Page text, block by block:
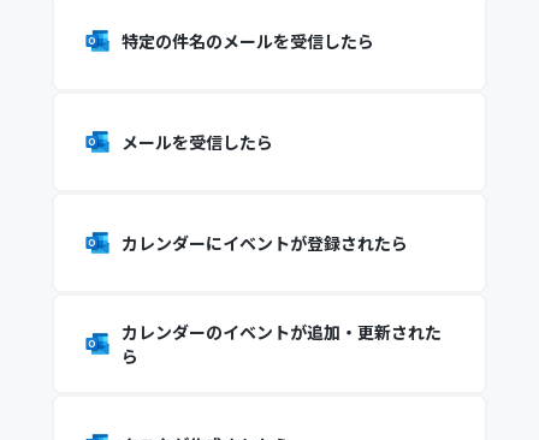
特定の件名のメールを受信したら
メールを受信したら
カレンダーにイベントが登録されたら
カレンダーのイベントが追加・更新された
ら